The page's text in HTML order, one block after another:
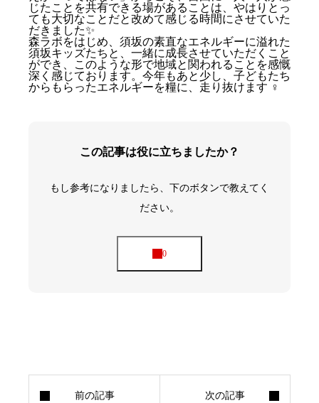
じたことを共有できる場があることは、やはりとっ
ても大切なことだと改めて感じる時間にさせていた
だきました✨
森ラボをはじめ、須坂の素直なエネルギーに溢れた
須坂キッズたちと、一緒に成長させていただくこと
ができ、このような形で地域と関われることを感慨
深く感じております。今年もあと少し、子どもたち
からもらったエネルギーを糧に、走り抜けます ‍♀️
この記事は役に立ちましたか？
もし参考になりましたら、下のボタンで教えてく
ださい。